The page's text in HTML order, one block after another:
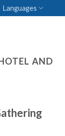
Languages
AND